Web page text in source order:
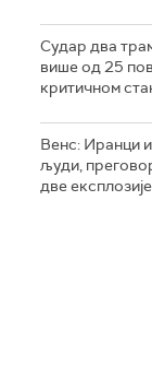
Судар два
више од 25
критичном
Венс: Иранци
људи,
две